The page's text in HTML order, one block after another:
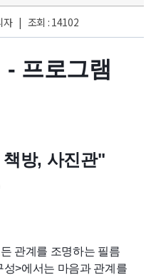
자 | 조회 : 14102
- 프로그램
방, 사진관"
관계를 조명하는 필름
>에서는 마음과 관계를